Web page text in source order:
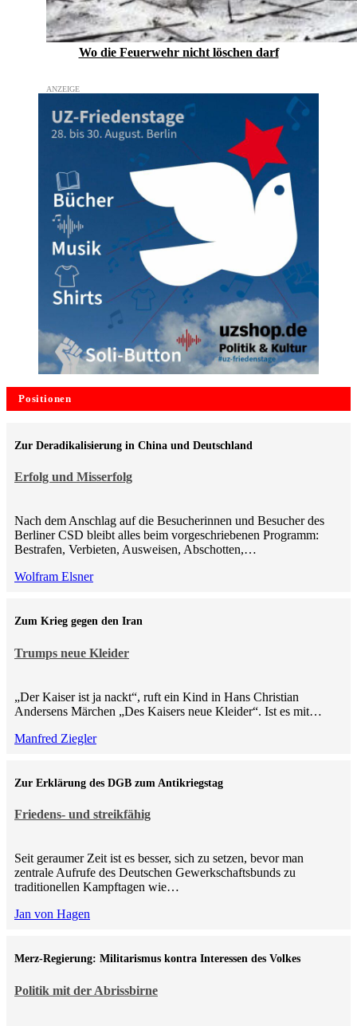
Wo die Feuerwehr nicht löschen darf
Positionen
Erfolg und Misserfolg
Zur Deradikalisierung in China und Deutschland
Nach dem Anschlag auf die Besucherinnen und Besucher des
Berliner CSD bleibt alles beim vorgeschriebenen Programm:
Bestrafen, Verbieten, Ausweisen, Abschotten,…
Wolfram Elsner
Trumps neue Kleider
Zum Krieg gegen den Iran
„Der Kaiser ist ja nackt“, ruft ein Kind in Hans Christian
Andersens Märchen „Des Kaisers neue Kleider“. Ist es mit…
Manfred Ziegler
Friedens- und streikfähig
Zur Erklärung des DGB zum Antikriegstag
Seit geraumer Zeit ist es besser, sich zu setzen, bevor man
zentrale Aufrufe des Deutschen Gewerkschaftsbunds zu
traditionellen Kampftagen wie…
Jan von Hagen
Politik mit der Abrissbirne
Merz-Regierung: Militarismus kontra Inte­ressen des Volkes